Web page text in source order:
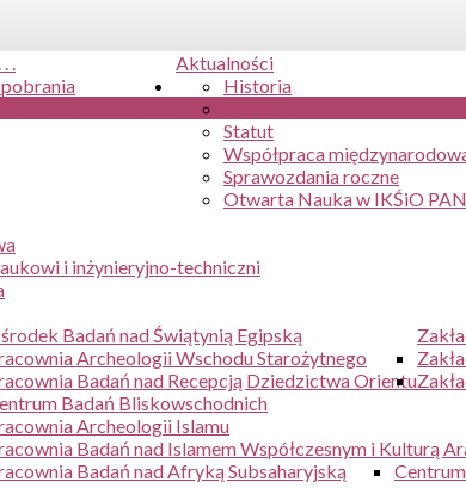
Aktualności
.
Historia
Statut
Współpraca
Sprawozdania roczne
Otwarta Nauka w IKŚiO PAN
i inżynieryjno-techniczni
Badań nad Świątynią Egipską
Archeologii Wschodu Starożytnego
Badań nad Recepcją Dziedzictwa Orientu
Badań Bliskowschodnich
Archeologii Islamu
Badań nad Islamem Współczesnym i Kulturą
Badań nad Afryką Subsaharyjską